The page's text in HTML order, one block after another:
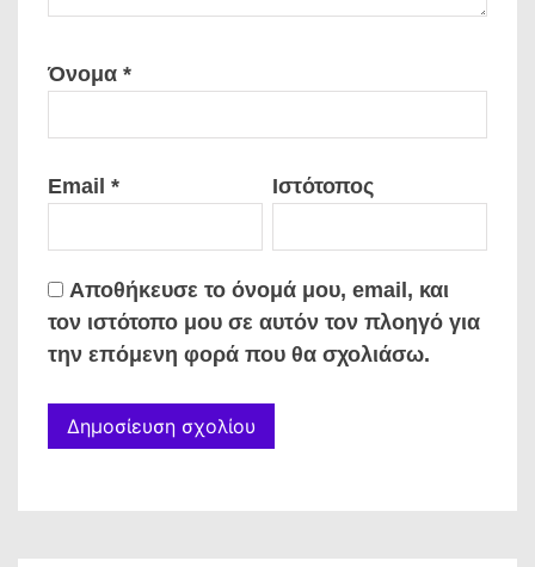
Όνομα *
Email * Ιστότοπος
Αποθήκευσε το όνομά μου, email, και
τον ιστότοπο μου σε αυτόν τον πλοηγό για
την επόμενη φορά που θα σχολιάσω.